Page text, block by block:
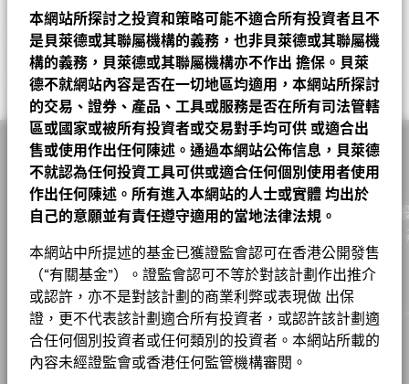
本網站所探討之投資和策略可能不適合所有投資者且不
是貝萊德或其聯屬機構的義務，也非貝萊德或其聯屬機
構的義務，貝萊德或其聯屬機構亦不作出 擔保。貝萊
德不就網站內容是否在一切地區均適用，本網站所探討
的交易、證券、產品、工具或服務是否在所有司法管轄
區或國家或被所有投資者或交易對手均可供 或適合出
售或使用作出任何陳述。通過本網站公佈信息，貝萊德
不就認為任何投資工具可供或適合任何個別使用者使用
作出任何陳述。所有進入本網站的人士或實體 均出於
自己的意願並有責任遵守適用的當地法律法規。
本網站中所提述的基金已獲證監會認可在香港公開發售
（“有關基金”）。證監會認可不等於對該計劃作出推介
或認許，亦不是對該計劃的商業利弊或表現做 出保
證，更不代表該計劃適合所有投資者，或認許該計劃適
合任何個別投資者或任何類別的投資者。本網站所載的
內容未經證監會或香港任何監管機構審閱。
The chart has 1 X axis displaying categories.
The chart has 1 Y axis displaying Values. Range: -40 to 60.
Values
年度回報(%) 參考指標 1
2016201720182019202020212022202320242025
-40
-20
0
20
40
End of interactive chart.
ISIN
LU0006061252
表現費
0.00%
最低其後投資額
USD 1000
註冊地點
盧森堡
管理公司
BlackRock (Luxembourg) S.A.
交易結算日
交易日 + 3 日
彭博代號
香港證監會認可ESG基金
否
股份成立日期
1987年5月14日
貨幣(本地)
USD
資產類別
股票
SFDR分類
三年標準差
截至 2026年7月31日
17.09%
市盈率
截至 2026年6月30日
16.33
截至 2026年7月31日
Morningstar, Inc. 版權所有。
KIOXIA HOLDINGS CORP
4.48
NAGANO KEIKI CO LTD
2.64
KURABO INDUSTRIES LTD
2.46
NIKKISO CO. LTD.
2.41
NISSHINBO HOLDINGS INC
2.26
KITZ CORPORATION
1.96
NIPPON KODOSHI CORP
1.96
SUMITOMO RUBBER INDUSTRIES LTD
1.90
TOKYU CORP
1.85
IYOGIN HOLDINGS INC
1.79
截至 2026年6月30日
比重（%）
投資分佈 基金 基準
Net
工業
24.84 27.75
-2.91
非必需消費品
18.79 11.48
7.30
資訊科技
16.72 19.12
-2.40
原材料
13.26 11.92
1.33
金融
9.84 9.49
0.35
基本消費品
5.64 6.68
-1.04
房地產
5.58 5.82
-0.24
股份類別 貨幣 淨值 變動 變動(%)
資產淨
A10 對沖股份
USD 15.98 0.04 0.25
2026年8
A10 對沖股份
HKD 156.25 0.34 0.22
2026年8
A2
USD 112.71 0.33 0.29
2026年8
A2
EUR 97.52 0.17 0.17
2026年8
A2
JPY 17,780.00 37.00 0.21
2026年8
A2 對沖股份
EUR 117.12 0.25 0.21
2026年8
A2 對沖股份
USD 41.17 0.09 0.22
2026年8
A4
GBP 82.59 0.18 0.22
2026年8
C2
JPY 12,599.00 25.00 0.20
基金經理
Hiroki Takayama
ESG 整合
ESG 整合
貝萊德在其投資過程中考量許多投資風險。出於為我們的客戶尋求
風險調整後的最佳回報，我們管理可能影響投資組合的重大風險和
機會，包括財務上重大的環境、社會和/或治理（ESG）數據或資
料（如有）。請參閱我們的《貝萊德ESG整合聲明》，以了解有關
此方法的更多資料，並參閱基金文件，以了解這些重大風險如何在
本産品中被考慮（如適用）。
相關文件
貝萊德日本中小型企業特別時機基金 A2 美元 基
金
貝萊德全球基金 – 基⾦產品資料概要
作為一家全球投資管理公司及客戶的信託人，貝萊德致力為
實現財務幸福。自1999年以來，我們憑藉領先的金融科技，
戶提供理想的解決方案以協助他們達成其重要投資目標。